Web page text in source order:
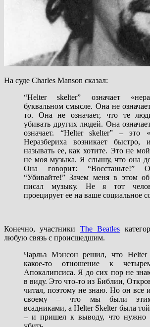
На суде Charles Manson сказал:
“Helter skelter” означает
буквальном смысле. Она не
то. Она не означает, что те
убивать других людей. Она
означает. “Helter skelter” – это
Неразбериха возникает
называть ее, как хотите. Это не
не моя музыка. Я слышу, что она
Она говорит: “Восстаньте!”
“Убивайте!” Зачем меня в этом
писал музыку. Не я тот
проецирует ее на ваше социальное
Конечно, участники The Beatles
любую связь с происшедшим.
Чарльз Мэнсон решил, что Helter
какое-то отношение к
Апокалипсиса. Я до сих пор не
в виду. Это что-то из Библии,
читал, поэтому не знаю. Но он все
своему – что мы были
всадниками, а Helter Skelter была
– и пришел к выводу, что нужно